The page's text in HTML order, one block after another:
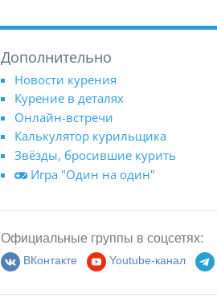
Дополнительно
Новости курения
Курение в деталях
Онлайн-встречи
Калькулятор курильщика
Звёзды, бросившие курить
Игра "Один на один"
Официальные группы в соцсетях:
ВКонтакте Youtube-канал